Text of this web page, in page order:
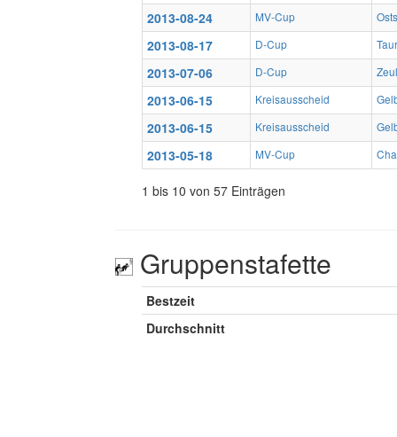
2013-08-24 MV-Cup
2013-08-17 D-Cup
2013-07-06 D-Cup
2013-06-15 Kreisausscheid
2013-06-15 Kreisausscheid
2013-05-18 MV-Cup
1 bis 10 von 57 Einträgen
Gruppenstafette
Bestzeit
Durchschnitt